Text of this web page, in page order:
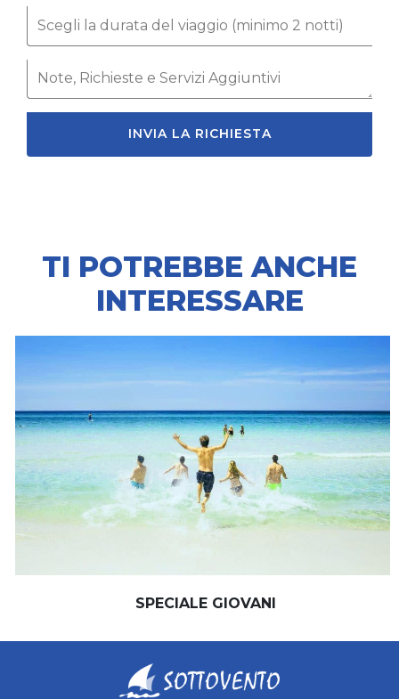
INVIA LA RICHIESTA
TI POTREBBE ANCHE
INTERESSARE
SPECIALE GIOVANI